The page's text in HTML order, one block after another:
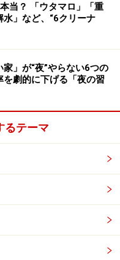
当？ 「ウタマロ」「重
」など、“6クリーナ
家」が“夜”やらない6つの
を劇的に下げる「夜の習
るテーマ